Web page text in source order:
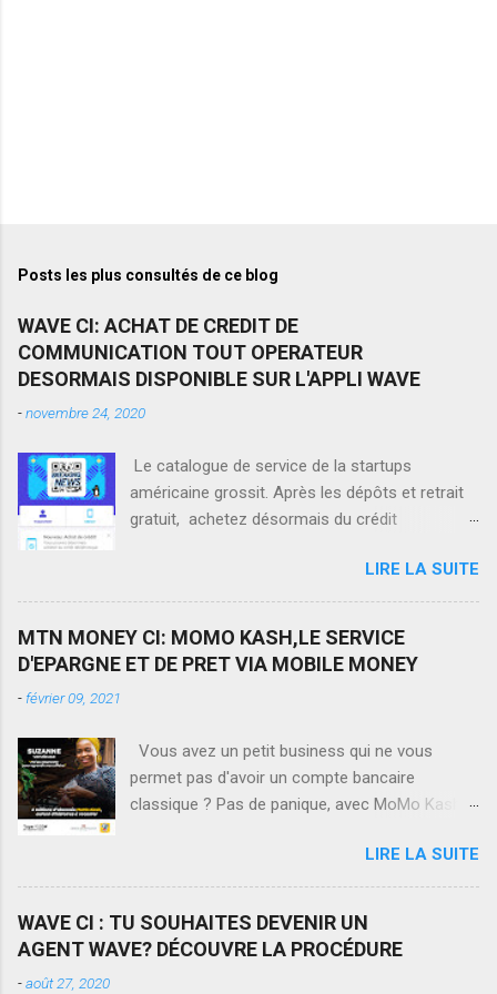
Posts les plus consultés de ce blog
WAVE CI: ACHAT DE CREDIT DE
COMMUNICATION TOUT OPERATEUR
DESORMAIS DISPONIBLE SUR L'APPLI WAVE
-novembre 24, 2020
Le catalogue de service de la startups
américaine grossit. Après les dépôts et retrait
gratuit, achetez désormais du crédit
LIRE LA SUITE
MTN MONEY CI: MOMO KASH,LE SERVICE
D'EPARGNE ET DE PRET VIA MOBILE MONEY
- février 09, 2021
Vous avez un petit business qui ne vous
permet pas d'avoir un compte bancaire
classique ? Pas de panique, avec MoMo Kash,
Côte d'Ivoire, vous pouvez ouvrir un compte
d'épargne depuis votre téléphone. Votre
d'intérêt et en plus vous pourrez emprunter de
LIRE LA SUITE
WAVE CI : TU SOUHAITES DEVENIR UN
AGENT WAVE? DÉCOUVRE LA PROCÉDURE
-août 27, 2020